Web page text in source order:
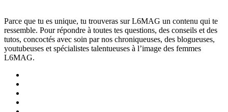
Parce que tu es unique, tu trouveras sur L6MAG un contenu qui te
ressemble. Pour répondre à toutes tes questions, des conseils et des
tutos, concoctés avec soin par nos chroniqueuses, des blogueuses,
youtubeuses et spécialistes talentueuses à l’image des femmes
L6MAG.